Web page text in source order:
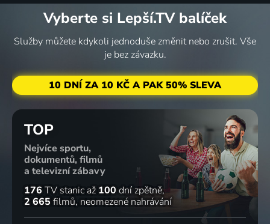
Vyberte si Lepší.TV balíček
Služby můžete kdykoli jednoduše změnit nebo zrušit. Vše
je bez závazku.
10 DNÍ ZA 10 KČ A PAK 50% SLEVA
TOP
Nejvíce sportu,
dokumentů, filmů
a televizní zábavy
176 TV stanic až 100 dní zpětně
2 665 filmů neomezené nahrávání